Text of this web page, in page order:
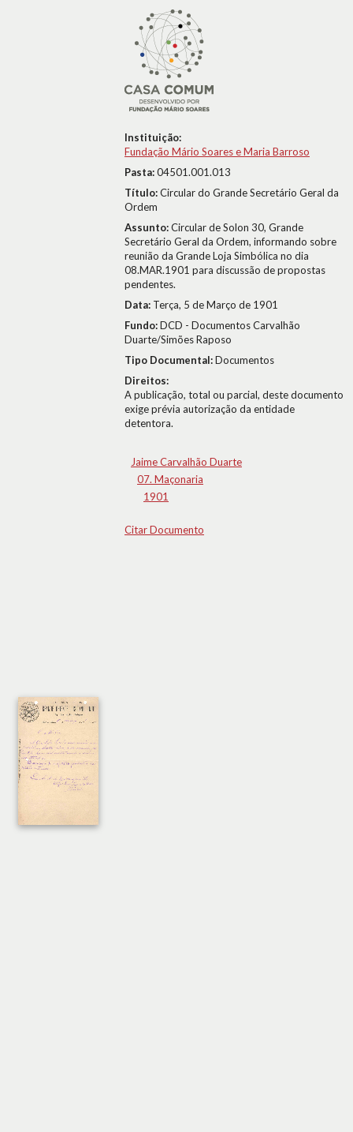
Instituição:
Fundação Mário Soares e Maria Barroso
Pasta:04501.001.013
Título:Circular do Grande Secretário Geral da
Ordem
Assunto:Circular de Solon 30, Grande
Secretário Geral da Ordem, informando sobre
reunião da Grande Loja Simbólica no dia
08.MAR.1901 para discussão de propostas
pendentes.
Data: Terça, 5 de Março de 1901
Fundo:DCD - Documentos Carvalhão
Duarte/Simões Raposo
Tipo Documental:Documentos
Direitos:
A publicação, total ou parcial, deste documento
exige prévia autorização da entidade
detentora.
Jaime Carvalhão Duarte
07. Maçonaria
1901
Citar Documento